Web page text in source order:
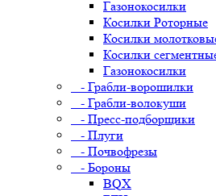
Газонокосилки
Косилки Роторные
Косилки
Косилки
Газонокосилки
- Грабли-ворошилки
- Грабли-волокуши
- Пресс-подборщики
- Плуги
- Почвофрезы
- Бороны
BQX